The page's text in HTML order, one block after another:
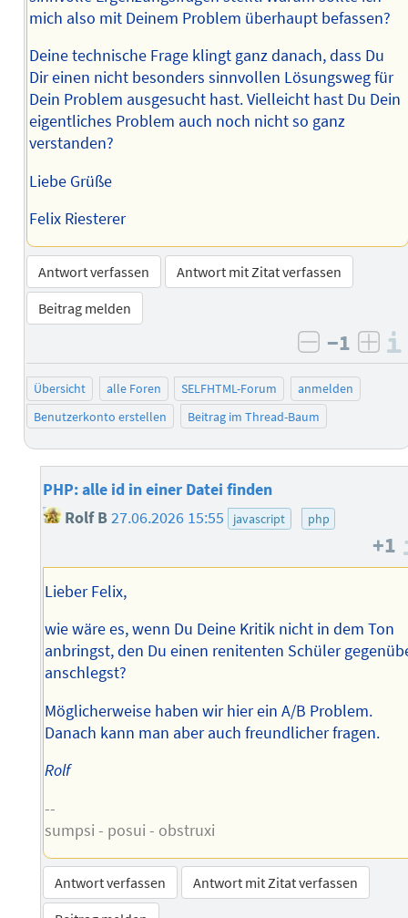
mich also mit Deinem Problem überhaupt befassen?
Deine technische Frage klingt ganz danach, dass Du
Dir einen nicht besonders sinnvollen Lösungsweg für
Dein Problem ausgesucht hast. Vielleicht hast Du Dein
eigentliches Problem auch noch nicht so ganz
verstanden?
Liebe Grüße
Felix Riesterer
Antwort verfassen
Antwort mit Zitat verfassen
Beitrag melden
negativ
−1
Übersicht alle Foren SELFHTML-Forum
anmelden
Benutzerkonto erstellen
Beitrag im Thread-Baum
PHP: alle id in einer Datei finden
Rolf B27.06.2026 15:55 javascript php
+1
Lieber Felix,
wie wäre es, wenn Du Deine Kritik nicht in dem Ton
anbringst, den Du einen renitenten Schüler
anschlegst?
Möglicherweise haben wir hier ein A/B Problem.
Danach kann man aber auch freundlicher fragen.
Rolf
--
sumpsi - posui - obstruxi
Antwort verfassen
Antwort mit Zitat verfassen